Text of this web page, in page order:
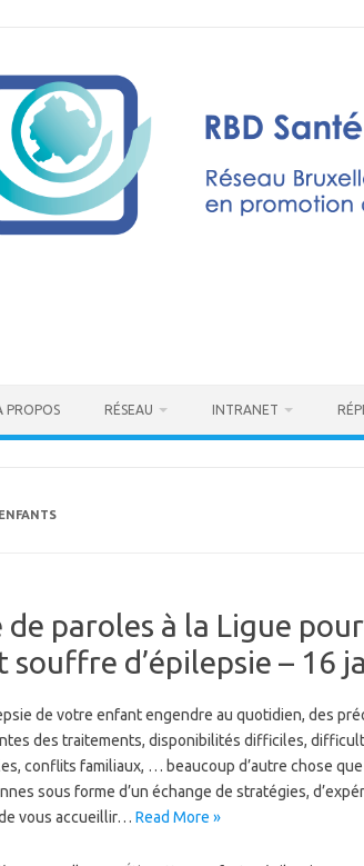
PROPOS RÉSEAU INTRANET
ENFANTS
de paroles à la Ligue
souffre d’épilepsie – 16
de votre enfant engendre au quotidien, des
des traitements, disponibilités difficiles,
conflits familiaux, … beaucoup d’autre chose
sous forme d’un échange de stratégies,
vous accueillir… Read More »